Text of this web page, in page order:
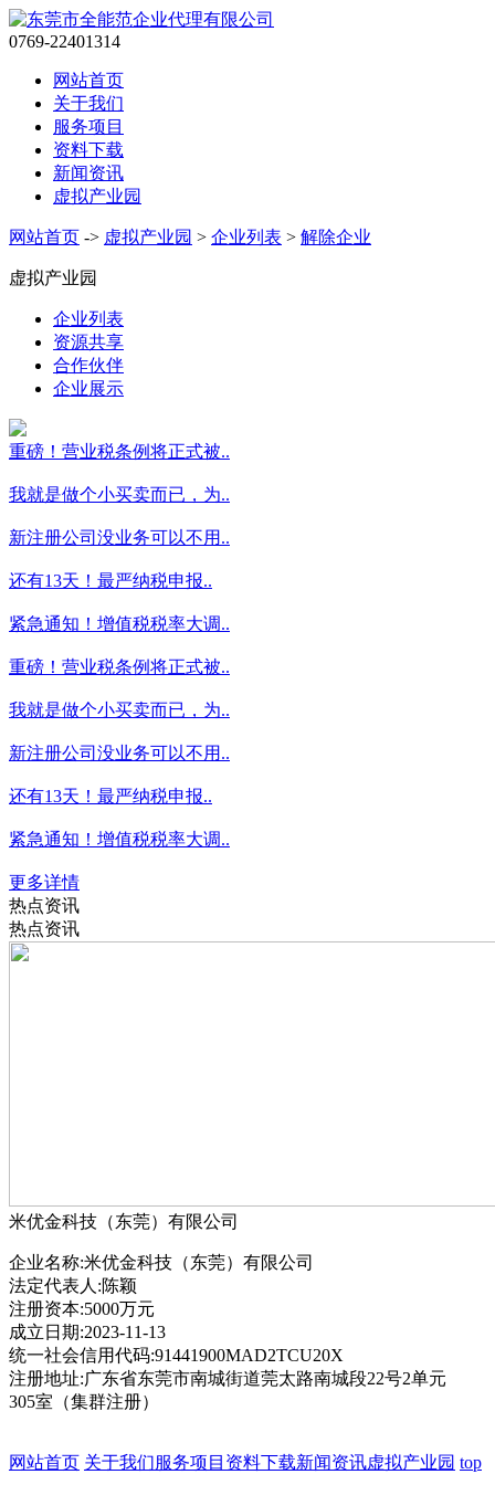
0769-22401314
网站首页
关于我们
服务项目
资料下载
新闻资讯
虚拟产业园
网站首页 -> 虚拟产业园 > 企业列表 > 解除企业
虚拟产业园
企业列表
资源共享
合作伙伴
企业展示
重磅！营业税条例将正式被..
我就是做个小买卖而已，为..
新注册公司没业务可以不用..
还有13天！最严纳税申报..
紧急通知！增值税税率大调..
重磅！营业税条例将正式被..
我就是做个小买卖而已，为..
新注册公司没业务可以不用..
还有13天！最严纳税申报..
紧急通知！增值税税率大调..
更多详情
热点资讯
热点资讯
米优金科技（东莞）有限公司
企业名称:米优金科技（东莞）有限公司
法定代表人:陈颖
注册资本:5000万元
成立日期:2023-11-13
统一社会信用代码:91441900MAD2TCU20X
注册地址:广东省东莞市南城街道莞太路南城段22号2单元
305室（集群注册）
网站首页 关于我们服务项目 资料下载新闻资讯虚拟产业园 top